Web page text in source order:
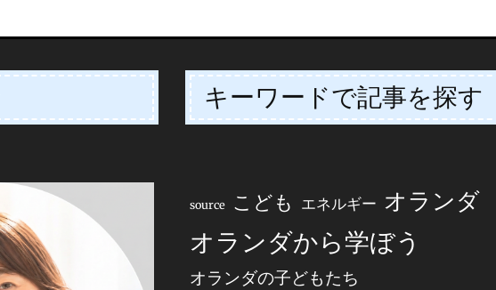
キーワードで記事を探す
source こども エネルギー オランダ
オランダから学ぼう
オランダの子どもたち